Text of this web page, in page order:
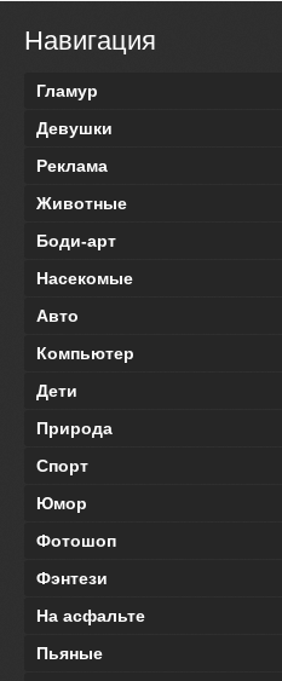
Навигация
Гламур
Девушки
Реклама
Животные
Боди-арт
Насекомые
Авто
Компьютер
Дети
Природа
Спорт
Юмор
Фотошоп
Фэнтези
На асфальте
Пьяные